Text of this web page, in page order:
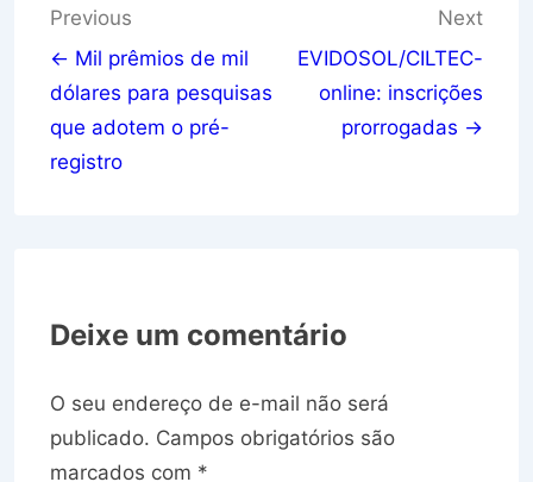
Navegação
de
Post
Previous
← Mil prêmios de mil
dólares para pesquisas
que adotem o pré-
registro
Next
EVIDOSOL/CILTEC-
online: inscrições
prorrogadas →
Deixe um comentário
O seu endereço de e-mail não será
publicado. Campos obrigatórios são
marcados com *